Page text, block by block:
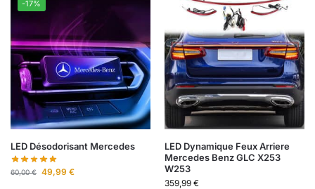
-17%
LED Désodorisant Mercedes
60,00€ 49,99 €
LED Dynamique Feux Arriere
Mercedes Benz GLC X253
W253
359,99 €